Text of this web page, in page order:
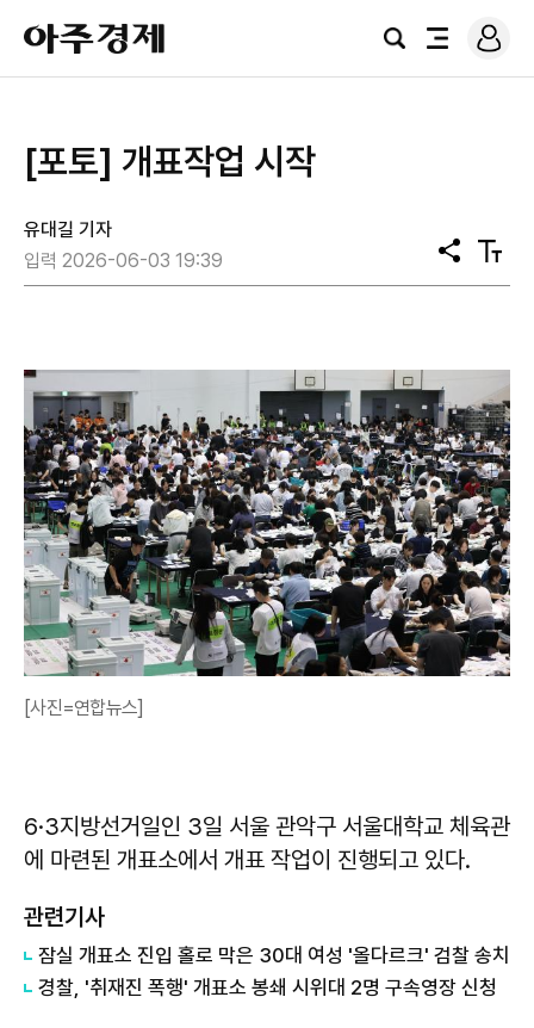
아
주
경
검
전
로
그
[포토] 개표작업 시작
유대길 기자
입력 2026-06-03 19:39
공
유
텍
스
[사진=연합뉴스]
6·3지방선거일인 3일 서울 관악구 서울대학교 체육관
에 마련된 개표소에서 개표 작업이 진행되고 있다.
관련기사
잠실 개표소 진입 홀로 막은 30대 여성 '올다르크' 검찰 송치
경찰, '취재진 폭행' 개표소 봉쇄 시위대 2명 구속영장 신청